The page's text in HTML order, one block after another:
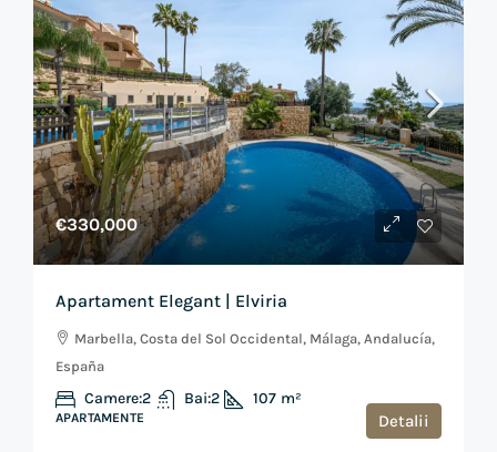
€330,000
Apartament Elegant | Elviria
Marbella, Costa del Sol Occidental, Málaga, Andalucía,
España
Camere:2 Bai:2 107 m²
APARTAMENTE Detalii